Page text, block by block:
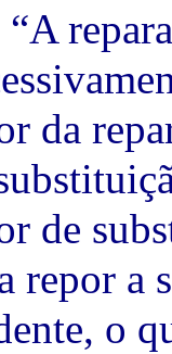
“A
da
de
repor a
o